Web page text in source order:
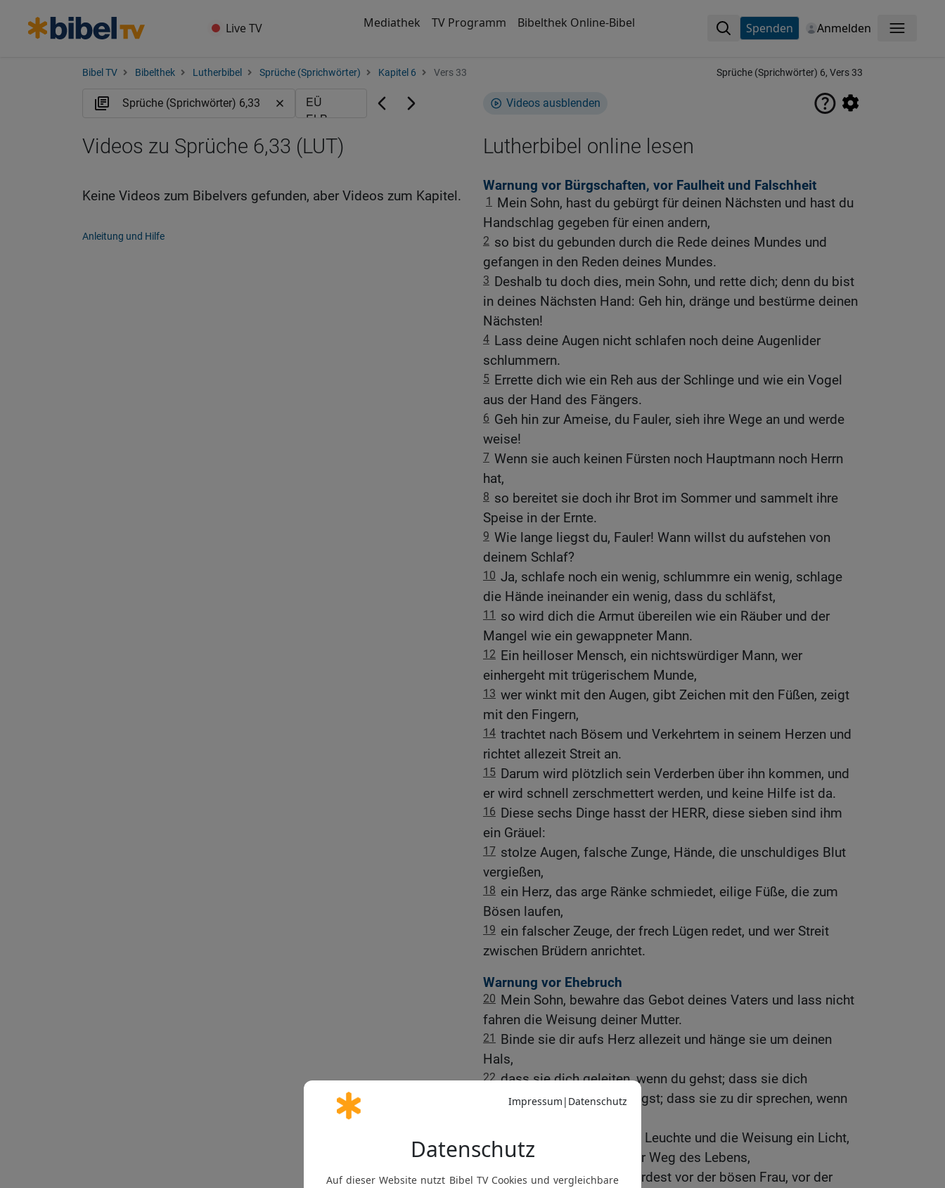
Live TV Mediathek TV Programm Bibelthek Online-Bibel Spenden Anmelden Menü
Bibel TV Bibelthek Lutherbibel Sprüche (Sprichwörter) Kapitel 6 Vers 33 Sprüche (Sprichwörter) 6, Vers 33
Videos ausblenden
Lutherbibel online lesen
Warnung vor Bürgschaften, vor Faulheit und Falschheit
1
Mein Sohn, hast du gebürgt für deinen Nächsten und hast du
Handschlag gegeben für einen andern,
2 so bist du gebunden durch die Rede deines Mundes und
gefangen in den Reden deines Mundes.
3 Deshalb tu doch dies, mein Sohn, und rette dich; denn du bist
in deines Nächsten Hand: Geh hin, dränge und bestürme deinen
Nächsten!
4 Lass deine Augen nicht schlafen noch deine Augenlider
schlummern.
5 Errette dich wie ein Reh aus der Schlinge und wie ein Vogel
aus der Hand des Fängers.
6 Geh hin zur Ameise, du Fauler, sieh ihre Wege an und werde
weise!
7 Wenn sie auch keinen Fürsten noch Hauptmann noch Herrn
hat,
8 so bereitet sie doch ihr Brot im Sommer und sammelt ihre
Speise in der Ernte.
9 Wie lange liegst du, Fauler! Wann willst du aufstehen von
deinem Schlaf?
10 Ja, schlafe noch ein wenig, schlummre ein wenig, schlage
die Hände ineinander ein wenig, dass du schläfst,
11
so wird dich die Armut übereilen wie ein Räuber und der
Mangel wie ein gewappneter Mann.
12 Ein heilloser Mensch, ein nichtswürdiger Mann, wer
einhergeht mit trügerischem Munde,
13 wer winkt mit den Augen, gibt Zeichen mit den Füßen, zeigt
mit den Fingern,
14 trachtet nach Bösem und Verkehrtem in seinem Herzen und
richtet allezeit Streit an.
15 Darum wird plötzlich sein Verderben über ihn kommen, und
er wird schnell zerschmettert werden, und keine Hilfe ist da.
16 Diese sechs Dinge hasst der HERR, diese sieben sind ihm
ein Gräuel:
17 stolze Augen, falsche Zunge, Hände, die unschuldiges Blut
vergießen,
18 ein Herz, das arge Ränke schmiedet, eilige Füße, die zum
Bösen laufen,
19 ein falscher Zeuge, der frech Lügen redet, und wer Streit
zwischen Brüdern anrichtet.
Warnung vor Ehebruch
20 Mein Sohn, bewahre das Gebot deines Vaters und lass nicht
fahren die Weisung deiner Mutter.
21
Binde sie dir aufs Herz allezeit und hänge sie um deinen
Hals,
22 dass sie dich geleiten, wenn du gehst; dass sie dich
bewachen, wenn du dich legst; dass sie zu dir sprechen, wenn
Denn das Gebot ist eine Leuchte und die Weisung ein Licht,
und die Vermahnung ist der Weg des Lebens,
24 auf dass du bewahrt werdest vor der bösen Frau, vor der
Videos zu Sprüche 6,33 (LUT)
Keine Videos zum Bibelvers gefunden, aber Videos zum Kapitel.
Anleitung und Hilfe